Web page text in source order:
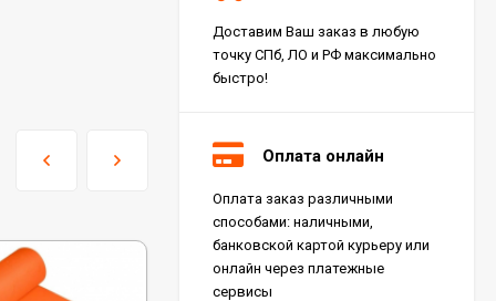
Доставим Ваш заказ в любую
точку СПб, ЛО и РФ максимально
быстро!
Оплата онлайн
Оплата заказ различными
способами: наличными,
банковской картой курьеру или
онлайн через платежные
сервисы
Керамогранит Italon
Charme Extra Silver Ret
60x120, 610010001196